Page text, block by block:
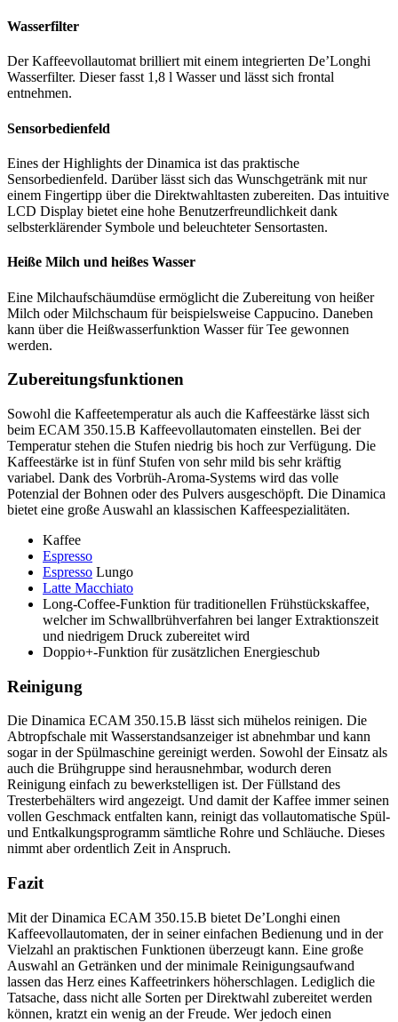
Wasserfilter
Der Kaffeevollautomat brilliert mit einem integrierten De’Longhi
Wasserfilter. Dieser fasst 1,8 l Wasser und lässt sich frontal
entnehmen.
Sensorbedienfeld
Eines der Highlights der Dinamica ist das praktische
Sensorbedienfeld. Darüber lässt sich das Wunschgetränk mit nur
einem Fingertipp über die Direktwahltasten zubereiten. Das intuitive
LCD Display bietet eine hohe Benutzerfreundlichkeit dank
selbsterklärender Symbole und beleuchteter Sensortasten.
Heiße Milch und heißes Wasser
Eine Milchaufschäumdüse ermöglicht die Zubereitung von heißer
Milch oder Milchschaum für beispielsweise Cappucino. Daneben
kann über die Heißwasserfunktion Wasser für Tee gewonnen
werden.
Zubereitungsfunktionen
Sowohl die Kaffeetemperatur als auch die Kaffeestärke lässt sich
beim ECAM 350.15.B Kaffeevollautomaten einstellen. Bei der
Temperatur stehen die Stufen niedrig bis hoch zur Verfügung. Die
Kaffeestärke ist in fünf Stufen von sehr mild bis sehr kräftig
variabel. Dank des Vorbrüh-Aroma-Systems wird das volle
Potenzial der Bohnen oder des Pulvers ausgeschöpft. Die Dinamica
bietet eine große Auswahl an klassischen Kaffeespezialitäten.
Kaffee
Espresso
Espresso Lungo
Latte Macchiato
Long-Coffee-Funktion für traditionellen Frühstückskaffee,
welcher im Schwallbrühverfahren bei langer Extraktionszeit
und niedrigem Druck zubereitet wird
Doppio+-Funktion für zusätzlichen Energieschub
Reinigung
Die Dinamica ECAM 350.15.B lässt sich mühelos reinigen. Die
Abtropfschale mit Wasserstandsanzeiger ist abnehmbar und kann
sogar in der Spülmaschine gereinigt werden. Sowohl der Einsatz als
auch die Brühgruppe sind herausnehmbar, wodurch deren
Reinigung einfach zu bewerkstelligen ist. Der Füllstand des
Tresterbehälters wird angezeigt. Und damit der Kaffee immer seinen
vollen Geschmack entfalten kann, reinigt das vollautomatische Spül-
und Entkalkungsprogramm sämtliche Rohre und Schläuche. Dieses
nimmt aber ordentlich Zeit in Anspruch.
Fazit
Mit der Dinamica ECAM 350.15.B bietet De’Longhi einen
Kaffeevollautomaten, der in seiner einfachen Bedienung und in der
Vielzahl an praktischen Funktionen überzeugt kann. Eine große
Auswahl an Getränken und der minimale Reinigungsaufwand
lassen das Herz eines Kaffeetrinkers höherschlagen. Lediglich die
Tatsache, dass nicht alle Sorten per Direktwahl zubereitet werden
können, kratzt ein wenig an der Freude. Wer jedoch einen